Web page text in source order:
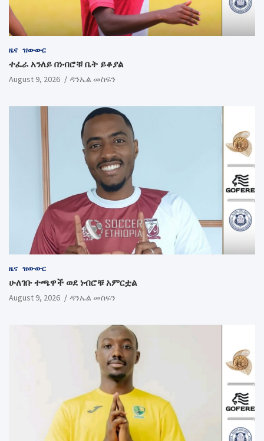
ዜና ዝውውር
ተፈራ አንለይ በነብሮቹ ቤት ይቆያል
August 9, 2026 ዳንኤል መስፍን
ዜና ዝውውር
ሁለገቡ ተጫዋች ወደ ነብሮቹ አምርቷል
August 9, 2026 ዳንኤል መስፍን